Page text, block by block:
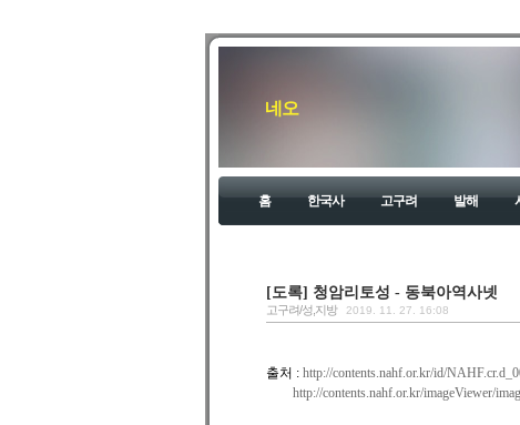
네오
홈 한국사 고구려 발해
[도록] 청암리토성 - 동북아역사넷
고구려/성,지방 2019. 11. 27. 16:08
출처 : http://contents.nahf.or.kr/id/
http://contents.nahf.or.kr/imageViewer/